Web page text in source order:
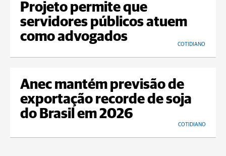
Projeto permite que
servidores públicos atuem
como advogados
COTIDIANO
Anec mantém previsão de
exportação recorde de soja
do Brasil em 2026
COTIDIANO